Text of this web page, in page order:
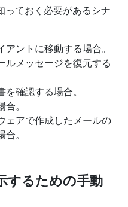
っておく必要があるシナ
ントに移動する場合。
ルメッセージを復元する
確認する場合。
。
ェアで作成したメールの
。
するための手動